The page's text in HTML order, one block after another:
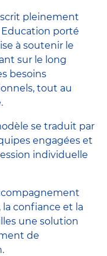
pleinement
porté
à soutenir le
sur le long
besoins
tout au
se traduit par
engagées et
individuelle
la confiance et la
une solution
de